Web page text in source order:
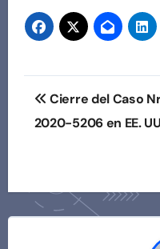
entradas
de
Cierre del Caso
2020-5206 en EE. UU